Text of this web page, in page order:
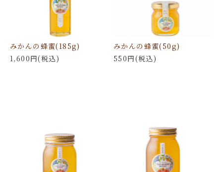
みかんの蜂蜜(185g)
1,600円(税込)
みかんの蜂蜜(50g)
550円(税込)